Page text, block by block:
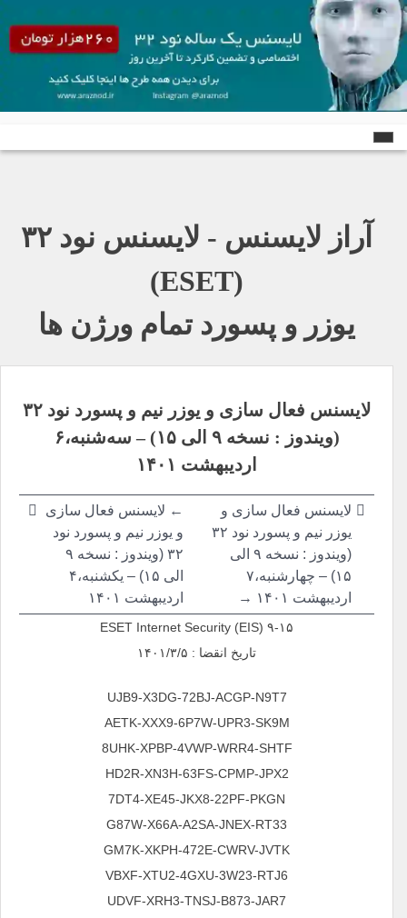
آراز لایسنس - لایسنس نود ٣٢
(ESET)
یوزر و پسورد تمام ورژن ها
لایسنس فعال سازی و یوزر نیم و پسورد نود ۳۲
(ویندوز : نسخه ۹ الی ۱۵) – سه‌شنبه،۶
اردیبهشت ۱۴۰۱
راهبری
نوشته
← لایسنس فعال سازی
و یوزر نیم و پسورد نود
۳۲ (ویندوز : نسخه ۹
الی ۱۵) – یکشنبه،۴
اردیبهشت ۱۴۰۱
لایسنس فعال سازی و
یوزر نیم و پسورد نود ۳۲
(ویندوز : نسخه ۹ الی
۱۵) – چهارشنبه،۷
اردیبهشت ۱۴۰۱ →
ESET Internet Security (EIS) ۹-۱۵
تاریخ انقضا : ۱۴۰۱/۳/۵
UJB9-X3DG-72BJ-ACGP-N9T7
AETK-XXX9-6P7W-UPR3-SK9M
8UHK-XPBP-4VWP-WRR4-SHTF
HD2R-XN3H-63FS-CPMP-JPX2
7DT4-XE45-JKX8-22PF-PKGN
G87W-X66A-A2SA-JNEX-RT33
GM7K-XKPH-472E-CWRV-JVTK
VBXF-XTU2-4GXU-3W23-RTJ6
UDVF-XRH3-TNSJ-B873-JAR7